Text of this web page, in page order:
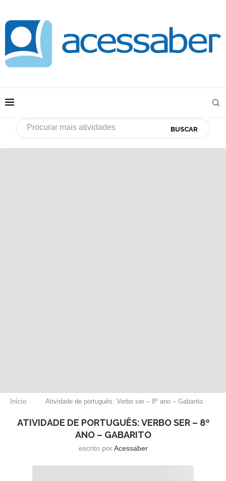
BUSCAR
Início Atividade de português: Verbo ser – 8º ano – Gabarito
ATIVIDADE DE PORTUGUÊS: VERBO SER – 8º
ANO – GABARITO
escrito porAcessaber